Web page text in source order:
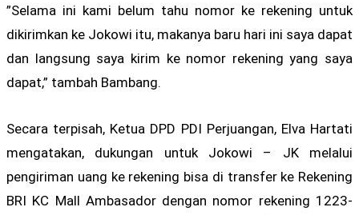
”Selama ini kami belum tahu nomor ke rekening untuk
dikirimkan ke Jokowi itu, makanya baru hari ini saya dapat
dan langsung saya kirim ke nomor rekening yang saya
dapat,” tambah Bambang.
Secara terpisah, Ketua DPD PDI Perjuangan, Elva Hartati
mengatakan, dukungan untuk Jokowi – JK melalui
pengiriman uang ke rekening bisa di transfer ke Rekening
BRI KC Mall Ambasador dengan nomor rekening 1223-